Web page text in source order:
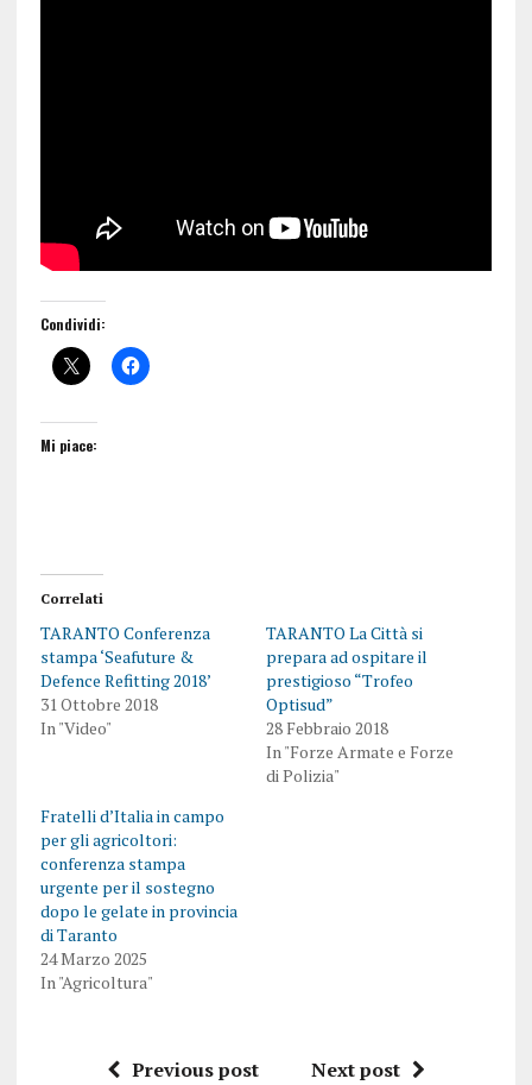
Condividi:
Mi piace:
Correlati
TARANTO Conferenza
stampa ‘Seafuture &
Defence Refitting 2018’
31 Ottobre 2018
In "Video"
TARANTO La Città si
prepara ad ospitare il
prestigioso “Trofeo
Optisud”
28 Febbraio 2018
In "Forze Armate e Forze
di Polizia"
Fratelli d’Italia in campo
per gli agricoltori:
conferenza stampa
urgente per il sostegno
dopo le gelate in provincia
di Taranto
24 Marzo 2025
In "Agricoltura"
Previous post Next post